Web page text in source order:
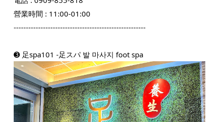
營業時間 : 11:00-01:00
------------------------------------------------------
➌ 足spa101 -足スパ 발 마사지 foot spa